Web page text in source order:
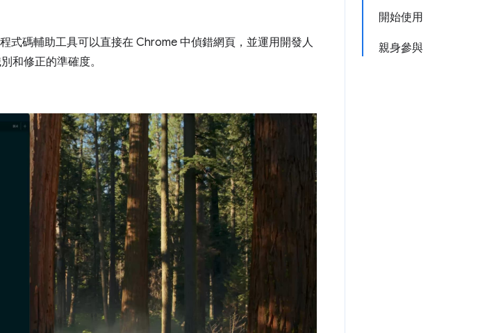
開始使用
親身參與
式碼輔助工具可以直接在 Chrome 中偵錯網頁，並運用開發人
和修正的準確度。